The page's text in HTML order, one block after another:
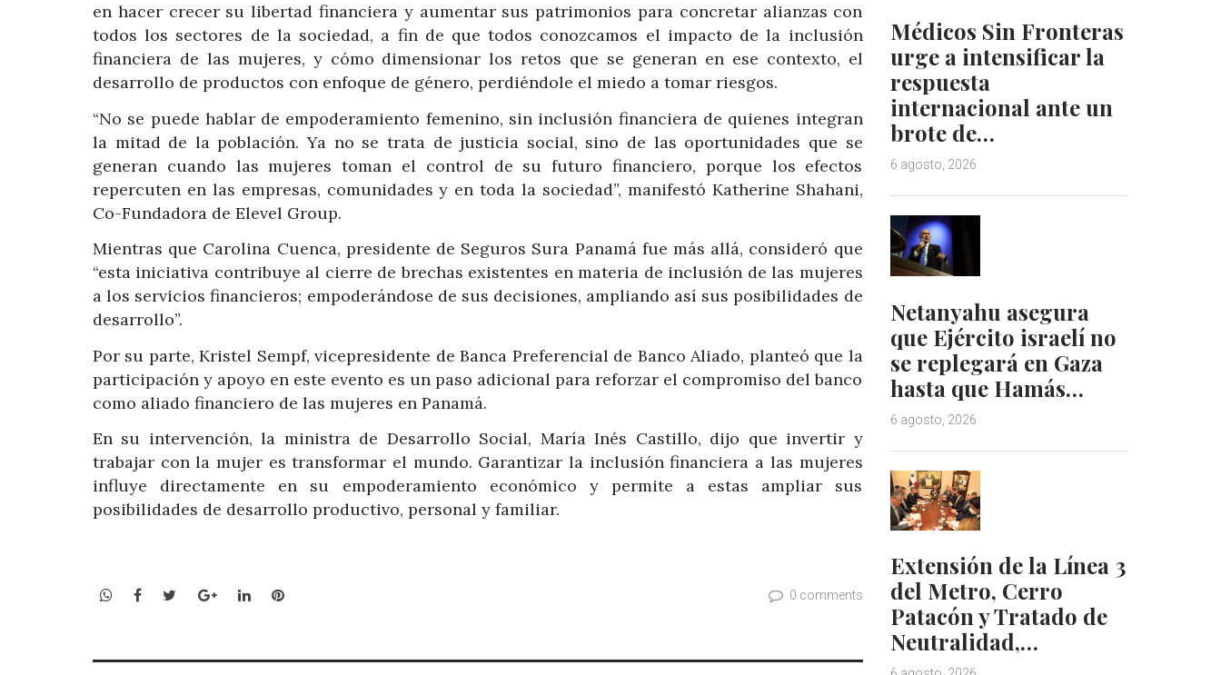
en hacer crecer su libertad financiera y aumentar sus patrimonios para concretar alianzas con
todos los sectores de la sociedad, a fin de que todos conozcamos el impacto de la inclusión
financiera de las mujeres, y cómo dimensionar los retos que se generan en ese contexto, el
desarrollo de productos con enfoque de género, perdiéndole el miedo a tomar riesgos.
“No se puede hablar de empoderamiento femenino, sin inclusión financiera de quienes integran
la mitad de la población. Ya no se trata de justicia social, sino de las oportunidades que se
generan cuando las mujeres toman el control de su futuro financiero, porque los efectos
repercuten en las empresas, comunidades y en toda la sociedad”, manifestó Katherine Shahani,
Co-Fundadora de Elevel Group.
Mientras que Carolina Cuenca, presidente de Seguros Sura Panamá fue más allá, consideró que
“esta iniciativa contribuye al cierre de brechas existentes en materia de inclusión de las mujeres
a los servicios financieros; empoderándose de sus decisiones, ampliando así sus posibilidades de
desarrollo”.
Por su parte, Kristel Sempf, vicepresidente de Banca Preferencial de Banco Aliado, planteó que la
participación y apoyo en este evento es un paso adicional para reforzar el compromiso del banco
como aliado financiero de las mujeres en Panamá.
En su intervención, la ministra de Desarrollo Social, María Inés Castillo, dijo que invertir y
trabajar con la mujer es transformar el mundo. Garantizar la inclusión financiera a las mujeres
influye directamente en su empoderamiento económico y permite a estas ampliar sus
posibilidades de desarrollo productivo, personal y familiar.
WhatsApp
Facebook
TwitterGoogle+LinkedInPinterest 0 comments
Médicos Sin Fronteras
urge a intensificar la
respuesta
internacional ante un
brote de…
6 agosto, 2026
Netanyahu asegura
que Ejército israelí no
se replegará en Gaza
hasta que Hamás…
6 agosto, 2026
Extensión de la Línea 3
del Metro, Cerro
Patacón y Tratado de
Neutralidad,…